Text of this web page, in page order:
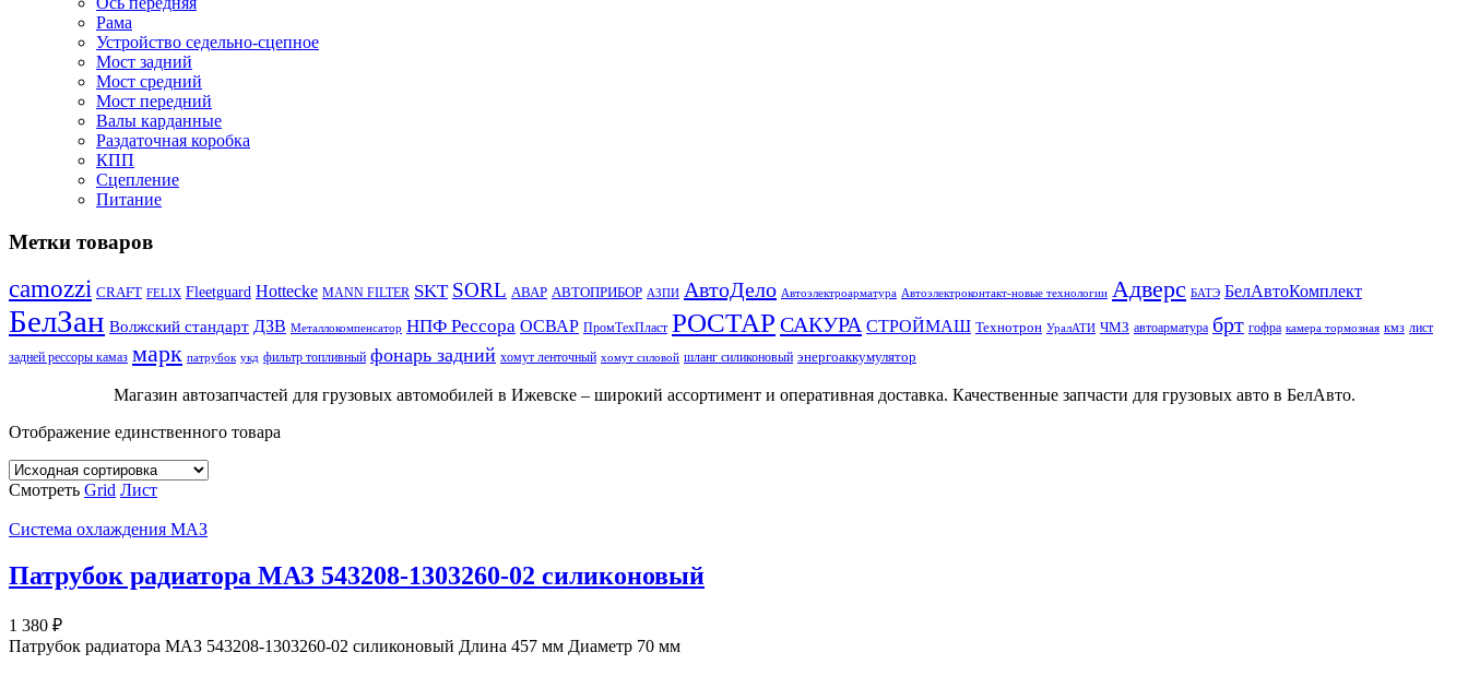
Рама
Устройство седельно-сцепное
Мост задний
Мост средний
Мост передний
Валы карданные
Раздаточная коробка
КПП
Сцепление
Питание
Метки товаров
camozzi CRAFT FELIX Fleetguard Hottecke MANN FILTER SKT SORL АВАР АВТОПРИБОР АЗПИ АвтоДело Автоэлектроарматура Автоэлектроконтакт-новые технологии Адверс БАТЭ БелАвтоКомплект
БелЗан Волжский стандарт ДЗВ Металлокомпенсатор НПФ Рессора ОСВАР ПромТехПласт РОСТАР САКУРА СТРОЙМАШ Технотрон УралАТИ ЧМЗ автоарматура брт гофра камера тормозная кмз лист
задней рессоры камаз марк патрубок укд фильтр топливный фонарь задний хомут ленточный хомут силовой шланг силиконовый энергоаккумулятор
Магазин автозапчастей для грузовых автомобилей в Ижевске – широкий ассортимент и оперативная доставка. Качественные запчасти для грузовых авто в БелАвто.
Отображение единственного товара
Смотреть Grid Лист
Система охлаждения МАЗ
Патрубок радиатора МАЗ 543208-1303260-02 силиконовый
1 380 ₽
Патрубок радиатора МАЗ 543208-1303260-02 силиконовый Длина 457 мм Диаметр 70 мм